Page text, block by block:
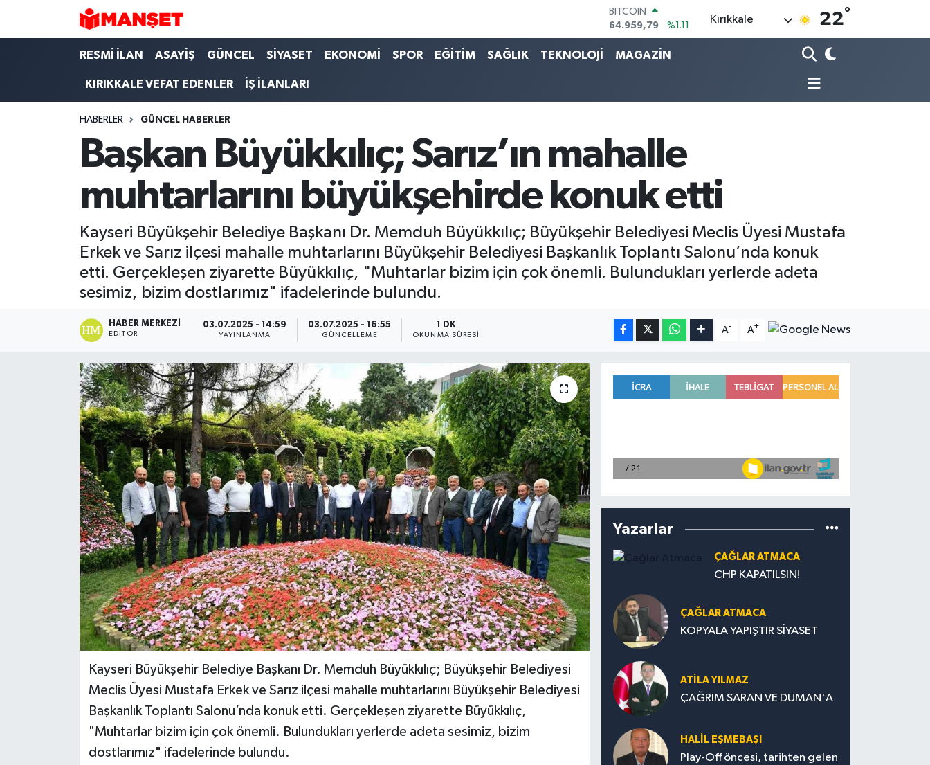
DOLAR
47,7436
%0.18
EURO
55,2510
%0.32
13.779
%-14
Kırıkkale 22°
RESMİ İLAN ASAYİŞ GÜNCEL SİYASET EKONOMİ SPOR EĞİTİM SAĞLIK TEKNOLOJİ MAGAZİN
KIRIKKALE VEFAT EDENLER İŞ İLANLARI
HABERLER GÜNCEL HABERLER
Başkan Büyükkılıç; Sarız’ın mahalle
muhtarlarını büyükşehirde konuk etti
Kayseri Büyükşehir Belediye Başkanı Dr. Memduh Büyükkılıç; Büyükşehir Belediyesi Meclis Üyesi Mustafa
Erkek ve Sarız ilçesi mahalle muhtarlarını Büyükşehir Belediyesi Başkanlık Toplantı Salonu’nda konuk
etti. Gerçekleşen ziyarette Büyükkılıç, "Muhtarlar bizim için çok önemli. Bulundukları yerlerde adeta
sesimiz, bizim dostlarımız" ifadelerinde bulundu.
HABER MERKEZI
EDITÖR
03.07.2025 - 14:59
YAYINLANMA
03.07.2025 - 16:55
GÜNCELLEME
1 DK
OKUNMA SÜRESI
A- A+
Kayseri Büyükşehir Belediye Başkanı Dr. Memduh Büyükkılıç; Büyükşehir Belediyesi
Meclis Üyesi Mustafa Erkek ve Sarız ilçesi mahalle muhtarlarını Büyükşehir Belediyesi
Başkanlık Toplantı Salonu’nda konuk etti. Gerçekleşen ziyarette Büyükkılıç,
"Muhtarlar bizim için çok önemli. Bulundukları yerlerde adeta sesimiz, bizim
dostlarımız" ifadelerinde bulundu.
Yazarlar
ÇAĞLAR ATMACA
CHP KAPATILSIN!
ÇAĞLAR ATMACA
KOPYALA YAPIŞTIR SİYASET
ATILA YILMAZ
ÇAĞRIM SARAN VE DUMAN'A
HALIL EŞMEBAŞI
Play-Off öncesi, tarihten gelen
Hava Durumu
Trafik Durumu
Süper Lig Puan Durumu ve Fikstür
Tüm Manşetler
Son Dakika Haberleri
Haber Arşivi